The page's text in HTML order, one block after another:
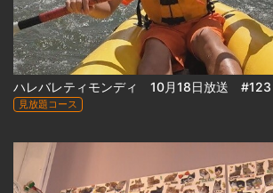
見放題コース